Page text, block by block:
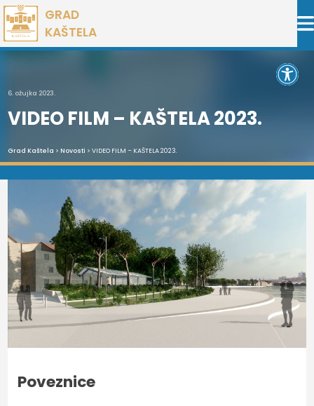
Preskoči
na
sadržaj
GRAD
KAŠTELA
6. ožujka 2023.
VIDEO FILM – KAŠTELA 2023.
Grad Kaštela > Novosti > VIDEO FILM – KAŠTELA 2023.
Poveznice